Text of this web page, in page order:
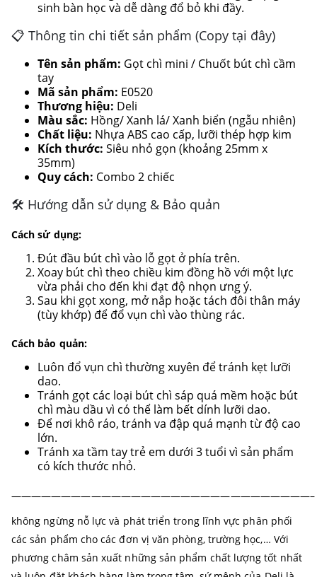
sinh bàn học và dễ dàng đổ bỏ khi đầy.
📋 Thông tin chi tiết sản phẩm (Copy tại đây)
Tên sản phẩm: Gọt chì mini / Chuốt bút chì cầm
tay
Mã sản phẩm: E0520
Thương hiệu: Deli
Màu sắc: Hồng/ Xanh lá/ Xanh biển (ngẫu nhiên)
Chất liệu: Nhựa ABS cao cấp, lưỡi thép hợp kim
Kích thước: Siêu nhỏ gọn (khoảng 25mm x
35mm)
Quy cách: Combo 2 chiếc
🛠 Hướng dẫn sử dụng & Bảo quản
Cách sử dụng:
Đút đầu bút chì vào lỗ gọt ở phía trên.
Xoay bút chì theo chiều kim đồng hồ với một lực
vừa phải cho đến khi đạt độ nhọn ưng ý.
Sau khi gọt xong, mở nắp hoặc tách đôi thân máy
(tùy khớp) để đổ vụn chì vào thùng rác.
Cách bảo quản:
Luôn đổ vụn chì thường xuyên để tránh kẹt lưỡi
dao.
Tránh gọt các loại bút chì sáp quá mềm hoặc bút
chì màu dầu vì có thể làm bết dính lưỡi dao.
Để nơi khô ráo, tránh va đập quá mạnh từ độ cao
lớn.
Tránh xa tầm tay trẻ em dưới 3 tuổi vì sản phẩm
có kích thước nhỏ.
——————————————————————————————–
không ngừng nỗ lực và phát triển trong lĩnh vực phân phối
các sản phẩm cho các đơn vị văn phòng, trường học,… Với
phương châm sản xuất những sản phẩm chất lượng tốt nhất